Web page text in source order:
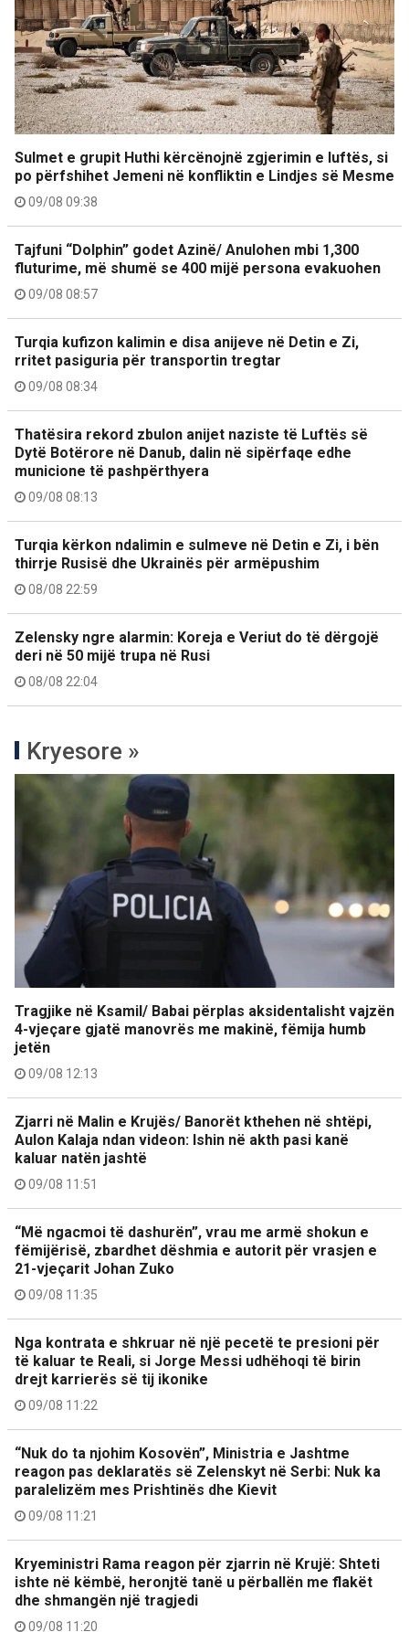
Sulmet e grupit Huthi kërcënojnë zgjerimin e luftës, si
po përfshihet Jemeni në konfliktin e Lindjes së Mesme
09/08 09:38
Tajfuni “Dolphin” godet Azinë/ Anulohen mbi 1,300
fluturime, më shumë se 400 mijë persona evakuohen
09/08 08:57
Turqia kufizon kalimin e disa anijeve në Detin e Zi,
rritet pasiguria për transportin tregtar
09/08 08:34
Thatësira rekord zbulon anijet naziste të Luftës së
Dytë Botërore në Danub, dalin në sipërfaqe edhe
municione të pashpërthyera
09/08 08:13
Turqia kërkon ndalimin e sulmeve në Detin e Zi, i bën
thirrje Rusisë dhe Ukrainës për armëpushim
08/08 22:59
Zelensky ngre alarmin: Koreja e Veriut do të dërgojë
deri në 50 mijë trupa në Rusi
08/08 22:04
Kryesore »
Tragjike në Ksamil/ Babai përplas aksidentalisht vajzën
4-vjeçare gjatë manovrës me makinë, fëmija humb
jetën
09/08 12:13
Zjarri në Malin e Krujës/ Banorët kthehen në shtëpi,
Aulon Kalaja ndan videon: Ishin në akth pasi kanë
kaluar natën jashtë
09/08 11:51
“Më ngacmoi të dashurën”, vrau me armë shokun e
fëmijërisë, zbardhet dëshmia e autorit për vrasjen e
21-vjeçarit Johan Zuko
09/08 11:35
Nga kontrata e shkruar në një pecetë te presioni për
të kaluar te Reali, si Jorge Messi udhëhoqi të birin
drejt karrierës së tij ikonike
09/08 11:22
“Nuk do ta njohim Kosovën”, Ministria e Jashtme
reagon pas deklaratës së Zelenskyt në Serbi: Nuk ka
paralelizëm mes Prishtinës dhe Kievit
09/08 11:21
Kryeministri Rama reagon për zjarrin në Krujë: Shteti
ishte në këmbë, heronjtë tanë u përballën me flakët
dhe shmangën një tragjedi
09/08 11:20